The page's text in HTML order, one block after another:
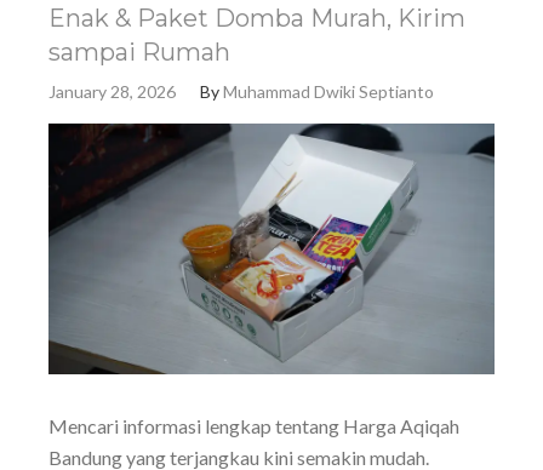
Enak & Paket Domba Murah, Kirim
sampai Rumah
January 28, 2026 ByMuhammad Dwiki Septianto
Mencari informasi lengkap tentang Harga Aqiqah
Bandung yang terjangkau kini semakin mudah.